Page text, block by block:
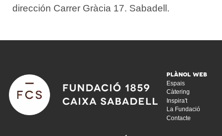
dirección Carrer Gràcia 17. Sabadell.
Espais
Càtering
Inspira't
La Fundació
Contacte